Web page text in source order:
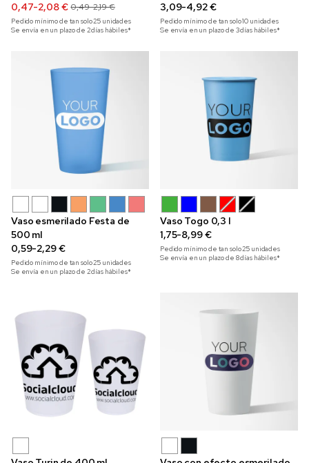
0,47-2,08 € 0,49-2,19 €
Pedido mínimo de tan solo25 unidades
Se envía en un plazo de 2 días hábiles*
3,09-4,92 €
Pedido mínimo de tan solo10 unidades
Se envía en un plazo de 3 días hábiles*
Vaso esmerilado Festa de
500 ml
0,59-2,29 €
Pedido mínimo de tan solo25 unidades
Se envía en un plazo de 2 días hábiles*
Vaso Togo 0,3 l
1,75-8,99 €
Pedido mínimo de tan solo25 unidades
Se envía en un plazo de 8 días hábiles*